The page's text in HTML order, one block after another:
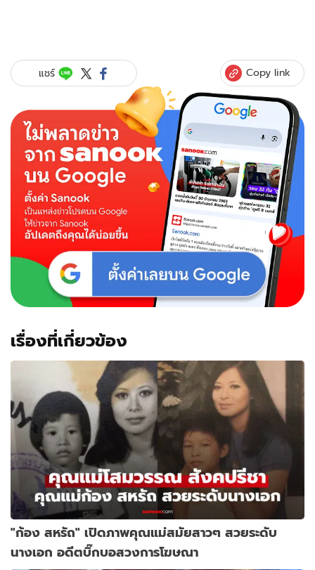
แชร์ Copy link
เรื่องที่เกี่ยวข้อง
"ก้อง สหรัถ" เปิดภาพคุณแม่สมัยสาวๆ สวยระดับ
นางเอก อดีตบิ๊กบอสวงการโฆษณา